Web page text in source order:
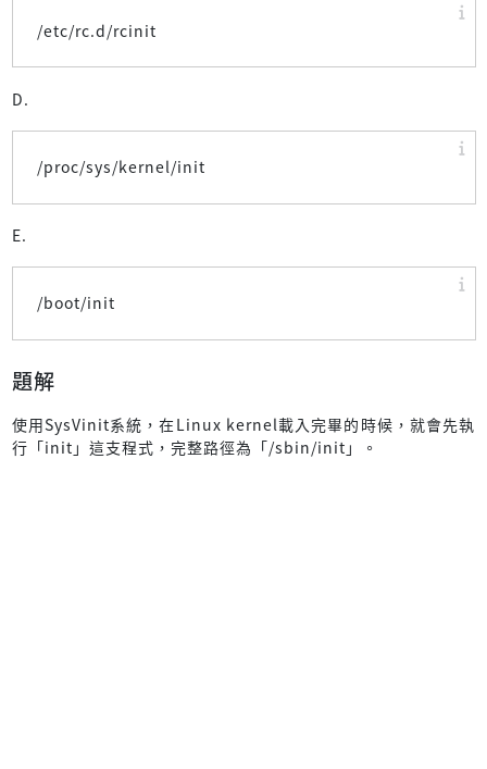
/etc/rc.d/rcinit
D.
/proc/sys/kernel/init
E.
/boot/init
題解
使用SysVinit系統，在Linux kernel載入完畢的時候，就會先執
行「init」這支程式，完整路徑為「/sbin/init」。